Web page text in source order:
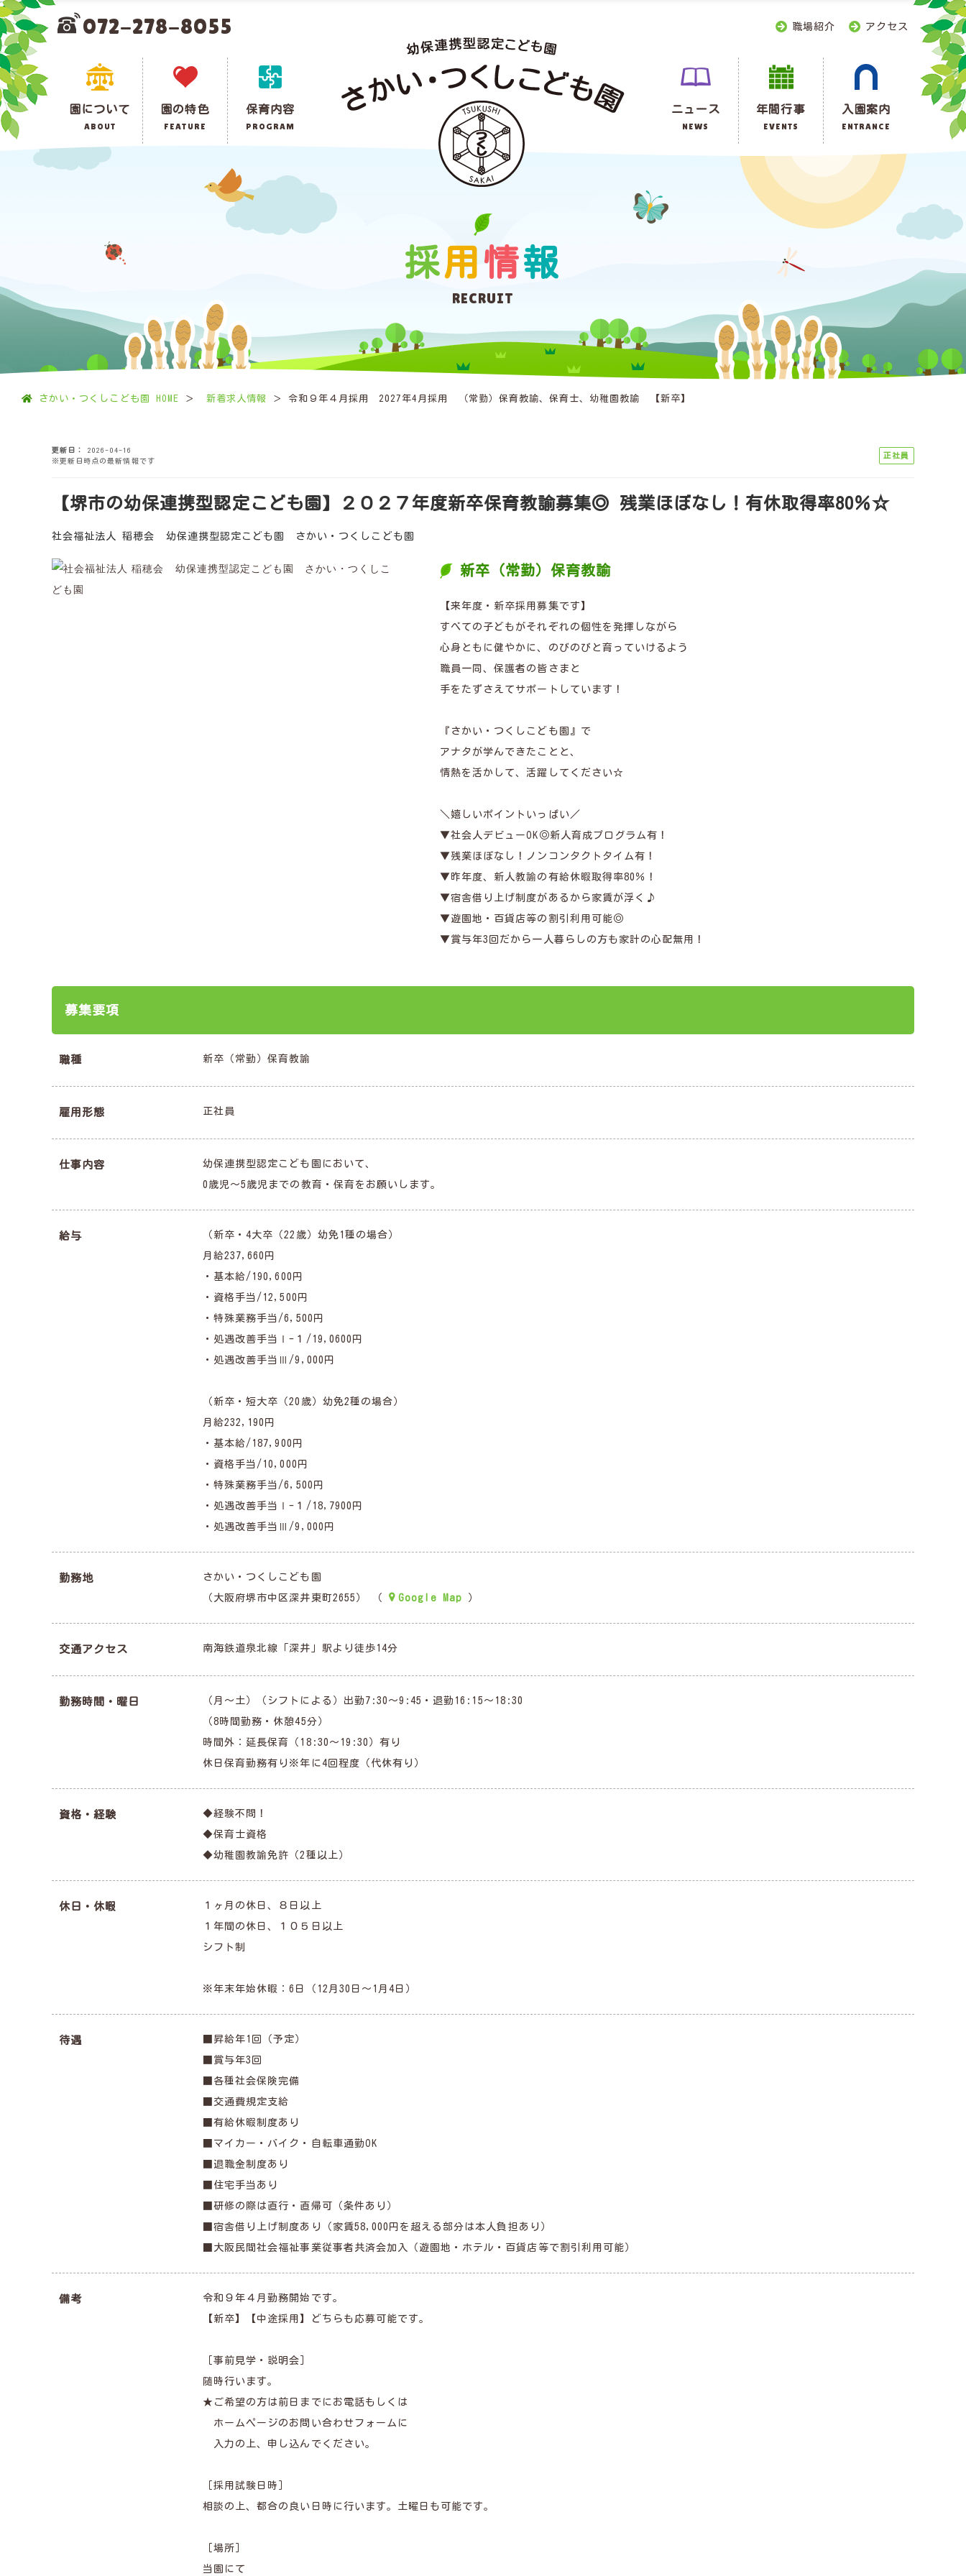
072-278-8055 職場紹介 アクセス
園について
ABOUT
園の特色
FEATURE
保育内容
PROGRAM
ニュース
NEWS
年間行事
EVENTS
入園案内
ENTRANCE
採用 情報
RECRUIT
さかい・つくしこども園 HOME 新着求人情報 令和９年４月採用 2027年4月採用 （常勤）保育教諭、保育士、幼稚園教諭 【新卒】
更新日
2026-04-16
※更新日時点の最新情報です
正社員
【堺市の幼保連携型認定こども園】２０２７年度新卒保育教諭募集◎ 残業ほぼなし！有休取得率80％☆
社会福祉法人 稲穂会 幼保連携型認定こども園 さかい・つくしこども園
新卒（常勤）保育教諭
【来年度・新卒採用募集です】
すべての子どもがそれぞれの個性を発揮しながら
心身ともに健やかに、のびのびと育っていけるよう
職員一同、保護者の皆さまと
手をたずさえてサポートしています！
『さかい・つくしこども園』で
アナタが学んできたことと、
情熱を活かして、活躍してください☆
＼嬉しいポイントいっぱい／
▼社会人デビューOK◎新人育成プログラム有！
▼残業ほぼなし！ノンコンタクトタイム有！
▼昨年度、新人教諭の有給休暇取得率80％！
▼宿舎借り上げ制度があるから家賃が浮く♪
▼遊園地・百貨店等の割引利用可能◎
▼賞与年3回だから一人暮らしの方も家計の心配無用！
募集要項
職種 新卒（常勤）保育教諭
雇用形態 正社員
仕事内容 幼保連携型認定こども園において、
0歳児～5歳児までの教育・保育をお願いします。
給与 （新卒・4大卒（22歳）幼免1種の場合）
月給237,660円
・基本給/190,600円
・資格手当/12,500円
・特殊業務手当/6,500円
・処遇改善手当Ⅰ-１/19,0600円
・処遇改善手当Ⅲ/9,000円
（新卒・短大卒（20歳）幼免2種の場合）
月給232,190円
・基本給/187,900円
・資格手当/10,000円
・特殊業務手当/6,500円
・処遇改善手当Ⅰ-１/18,7900円
・処遇改善手当Ⅲ/9,000円
勤務地 さかい・つくしこども園
（大阪府堺市中区深井東町2655） （ Google Map ）
交通アクセス 南海鉄道泉北線「深井」駅より徒歩14分
勤務時間・曜日 （月～土）（シフトによる）出勤7:30～9:45・退勤16:15～18:30
（8時間勤務・休憩45分）
時間外：延長保育（18:30～19:30）有り
休日保育勤務有り※年に4回程度（代休有り）
資格・経験 ◆経験不問！
◆保育士資格
◆幼稚園教諭免許（2種以上）
休日・休暇 １ヶ月の休日、８日以上
１年間の休日、１０５日以上
シフト制
※年末年始休暇：6日（12月30日～1月4日）
待遇 ■昇給年1回（予定）
■賞与年3回
■各種社会保険完備
■交通費規定支給
■有給休暇制度あり
■マイカー・バイク・自転車通勤OK
■退職金制度あり
■住宅手当あり
■研修の際は直行・直帰可（条件あり）
■宿舎借り上げ制度あり（家賃58,000円を超える部分は本人負担あり）
■大阪民間社会福祉事業従事者共済会加入（遊園地・ホテル・百貨店等で割引利用可能）
備考 令和９年４月勤務開始です。
【新卒】【中途採用】どちらも応募可能です。
［事前見学・説明会］
随時行います。
★ご希望の方は前日までにお電話もしくは
ホームページのお問い合わせフォームに
入力の上、申し込んでください。
［採用試験日時］
相談の上、都合の良い日時に行います。土曜日も可能です。
［場所］
当園にて